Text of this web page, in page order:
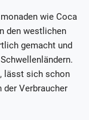
wie Coca
den westlichen
gemacht und
lässt sich schon
Verbraucher